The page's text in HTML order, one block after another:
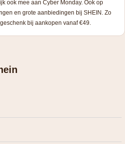
ook mee aan Cyber Monday. Ook op
en grote aanbiedingen bij SHEIN. Zo
bij aankopen vanaf €49.